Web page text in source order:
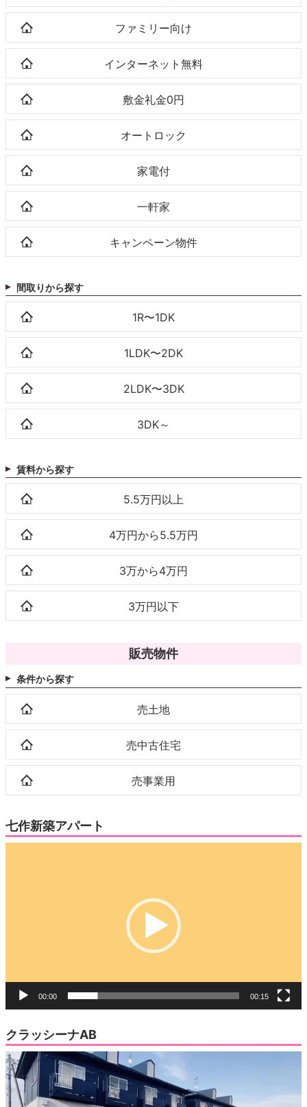
ファミリー向け
インターネット無料
敷金礼金0円
オートロック
家電付
一軒家
キャンペーン物件
間取りから探す
1R〜1DK
1LDK〜2DK
2LDK〜3DK
3DK～
賃料から探す
5.5万円以上
4万円から5.5万円
3万から4万円
3万円以下
販売物件
条件から探す
売土地
売中古住宅
売事業用
七作新築アパート
00:00 00:15
クラッシーナAB
動
画
プ